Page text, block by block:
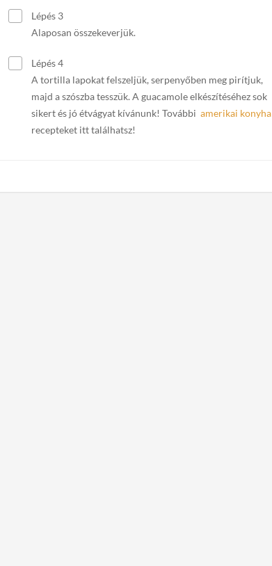
Lépés 3
Alaposan összekeverjük.
Lépés 4
A tortilla lapokat felszeljük, serpenyőben meg pirítjuk,
majd a szószba tesszük. A guacamole elkészítéséhez sok
sikert és jó étvágyat kívánunk! További amerikai konyha
recepteket itt találhatsz!